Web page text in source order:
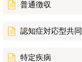
普通徴収
認知症対応型共
特定疾病